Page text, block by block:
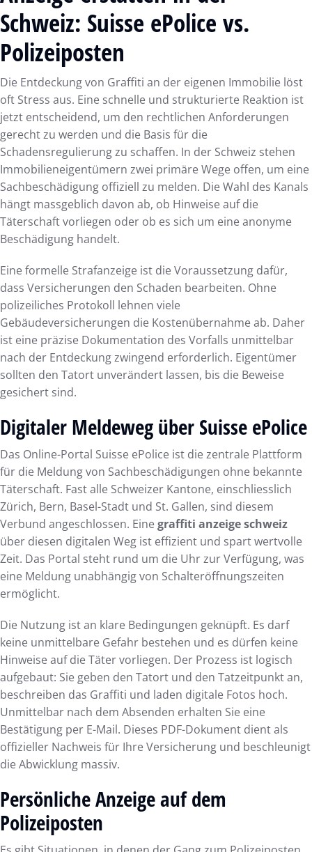
Schweiz: Suisse ePolice vs.
Polizeiposten
Die Entdeckung von Graffiti an der eigenen Immobilie löst
oft Stress aus. Eine schnelle und strukturierte Reaktion ist
jetzt entscheidend, um den rechtlichen Anforderungen
gerecht zu werden und die Basis für die
Schadensregulierung zu schaffen. In der Schweiz stehen
Immobilieneigentümern zwei primäre Wege offen, um eine
Sachbeschädigung offiziell zu melden. Die Wahl des Kanals
hängt massgeblich davon ab, ob Hinweise auf die
Täterschaft vorliegen oder ob es sich um eine anonyme
Beschädigung handelt.
Eine formelle Strafanzeige ist die Voraussetzung dafür,
dass Versicherungen den Schaden bearbeiten. Ohne
polizeiliches Protokoll lehnen viele
Gebäudeversicherungen die Kostenübernahme ab. Daher
ist eine präzise Dokumentation des Vorfalls unmittelbar
nach der Entdeckung zwingend erforderlich. Eigentümer
sollten den Tatort unverändert lassen, bis die Beweise
gesichert sind.
Digitaler Meldeweg über Suisse ePolice
Das Online-Portal Suisse ePolice ist die zentrale Plattform
für die Meldung von Sachbeschädigungen ohne bekannte
Täterschaft. Fast alle Schweizer Kantone, einschliesslich
Zürich, Bern, Basel-Stadt und St. Gallen, sind diesem
Verbund angeschlossen. Einegraffiti anzeige schweiz
über diesen digitalen Weg ist effizient und spart wertvolle
Zeit. Das Portal steht rund um die Uhr zur Verfügung, was
eine Meldung unabhängig von Schalteröffnungszeiten
ermöglicht.
Die Nutzung ist an klare Bedingungen geknüpft. Es darf
keine unmittelbare Gefahr bestehen und es dürfen keine
Hinweise auf die Täter vorliegen. Der Prozess ist logisch
aufgebaut: Sie geben den Tatort und den Tatzeitpunkt an,
beschreiben das Graffiti und laden digitale Fotos hoch.
Unmittelbar nach dem Absenden erhalten Sie eine
Bestätigung per E-Mail. Dieses PDF-Dokument dient als
offizieller Nachweis für Ihre Versicherung und beschleunigt
die Abwicklung massiv.
Persönliche Anzeige auf dem
Polizeiposten